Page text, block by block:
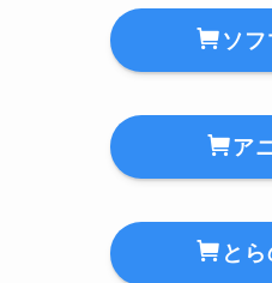
ソ
ア
と